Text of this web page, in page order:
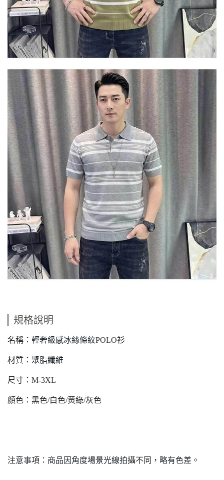
規格說明
名稱：輕奢級感冰絲條紋POLO衫
材質：聚脂纖維
尺寸：M-3XL
顏色：黑色/白色/黃綠/灰色
注意事項：商品因角度場景光線拍攝不同，略有色差。